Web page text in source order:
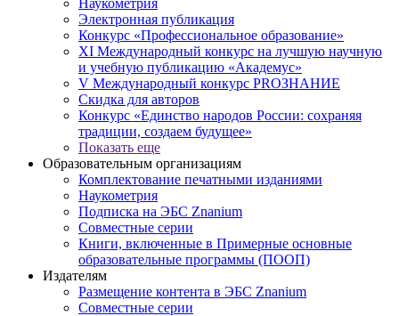
Электронная публикация
Конкурс «Профессиональное образование»
XI Международный конкурс на лучшую научную
и учебную публикацию «Академус»
V Международный конкурс PROЗНАНИЕ
Скидка для авторов
Конкурс «Единство народов России: сохраняя
традиции, создаем будущее»
Показать еще
Образовательным организациям
Комплектование печатными изданиями
Наукометрия
Подписка на ЭБС Znanium
Совместные серии
Книги, включенные в Примерные основные
образовательные программы (ПООП)
Издателям
Размещение контента в ЭБС Znanium
Совместные серии